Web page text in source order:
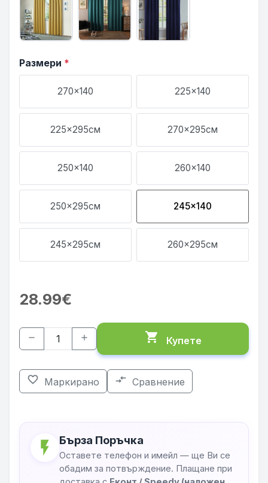
Размери *
270x140 225x140
225x295см 270x295см
250x140 260x140
250x295см 245x140
245x295см 260x295см
28.99€
remove add shopping_cart Купете
favorite_border Маркирано compare_arrows Сравнение
flash_on Бърза Поръчка
Оставете телефон и имейл — ще Ви се
обадим за потвърждение. Плащане при